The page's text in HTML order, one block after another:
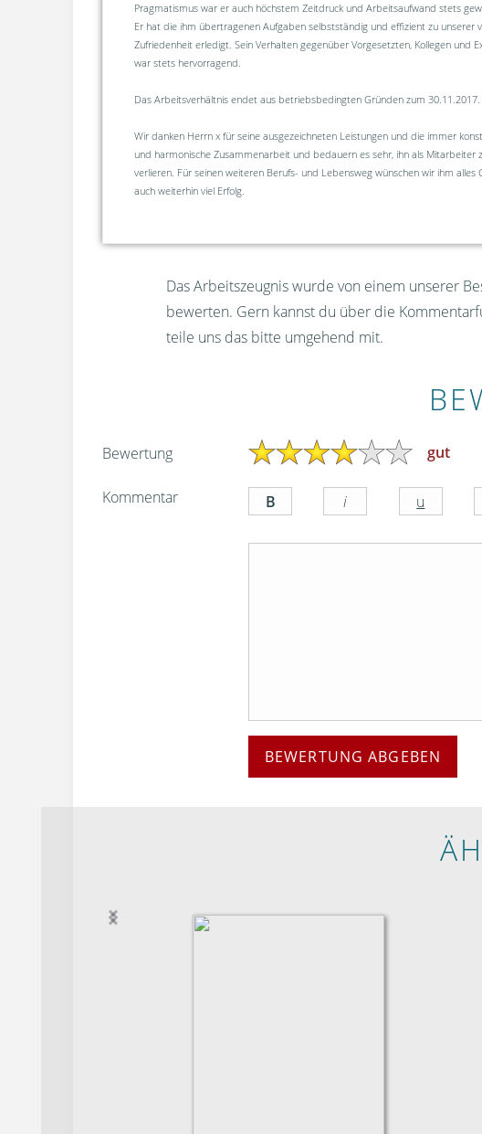
Pragmatismus war er auch höchstem Zeitdruck und Arbeitsaufwand stets
Er hat die ihm übertragenen Aufgaben selbstständig und effizient zu unserer
Zufriedenheit erledigt. Sein Verhalten gegenüber Vorgesetzten, Kollegen und
war stets hervorragend.
Das Arbeitsverhältnis endet aus betriebsbedingten Gründen zum 30.11.2017.
Wir danken Herrn x für seine ausgezeichneten Leistungen und die immer
und harmonische Zusammenarbeit und bedauern es sehr, ihn als Mitarbeiter
verlieren. Für seinen weiteren Berufs- und Lebensweg wünschen wir ihm alles
auch weiterhin viel Erfolg.
Das Arbeitszeugnis wurde von einem unserer
bewerten. Gern kannst du über die
teile uns das bitte umgehend mit.
Bewertung gut
Kommentar
BEWERTUNG ABGEBEN